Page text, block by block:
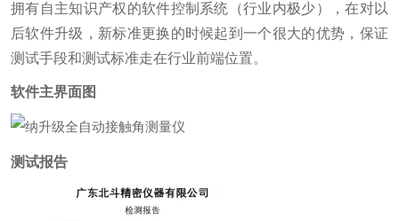
拥有自主知识产权的软件控制系统（行业内极少），在对以
后软件升级，新标准更换的时候起到一个很大的优势，保证
测试手段和测试标准走在行业前端位置。
软件主界面图
测试报告